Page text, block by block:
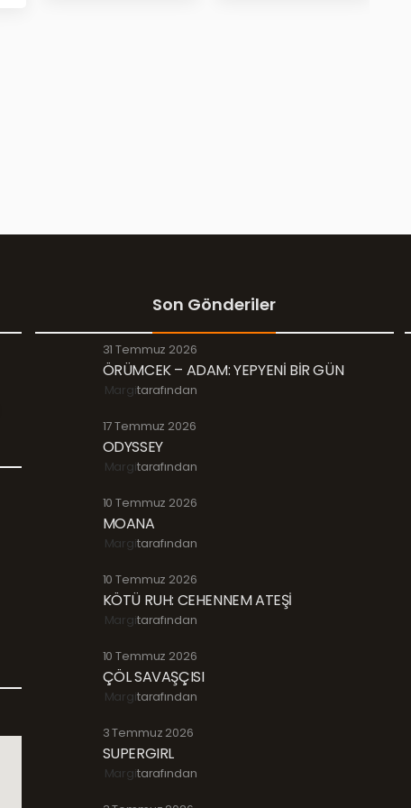
Son Gönderiler
31 Temmuz 2026
ÖRÜMCEK – ADAM: YEPYENİ BİR GÜN
Margitarafından
17 Temmuz 2026
ODYSSEY
Margitarafından
10 Temmuz 2026
MOANA
Margitarafından
10 Temmuz 2026
KÖTÜ RUH: CEHENNEM ATEŞİ
Margitarafından
10 Temmuz 2026
ÇÖL SAVAŞÇISI
Margitarafından
3 Temmuz 2026
SUPERGIRL
Margitarafından